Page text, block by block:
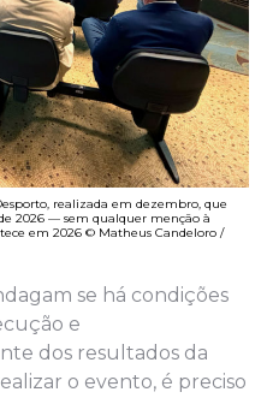
realizada em dezembro, que
2026 — sem qualquer menção à
em 2026 © Matheus Candeloro /
se há condições
e
dos resultados da
o evento, é preciso